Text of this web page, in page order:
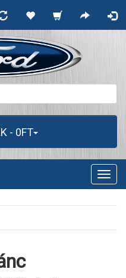
- 0FT